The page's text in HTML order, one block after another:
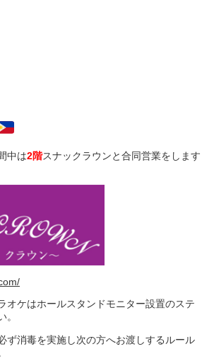
中は2階スナックラウンと合同営業をします
オケはホールスタンドモニター設置のステ
。
ず消毒を実施し次の方へお渡しするルール